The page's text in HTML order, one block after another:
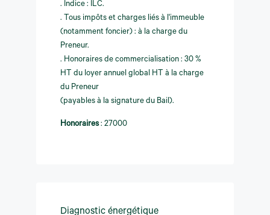
. Indice : ILC.
. Tous impôts et charges liés à l'immeuble
(notamment foncier) : à la charge du
Preneur.
. Honoraires de commercialisation : 30 %
HT du loyer annuel global HT à la charge
du Preneur
(payables à la signature du Bail).
Honoraires : 27000
Diagnostic énergétique